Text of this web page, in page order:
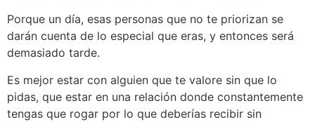
Porque un día, esas personas que no te priorizan se
darán cuenta de lo especial que eras, y entonces será
demasiado tarde.
Es mejor estar con alguien que te valore sin que lo
pidas, que estar en una relación donde constantemente
tengas que rogar por lo que deberías recibir sin